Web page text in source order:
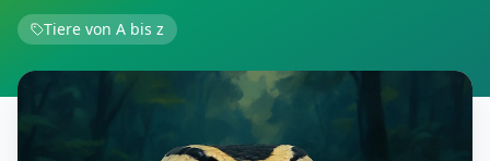
Tiere von A bis z